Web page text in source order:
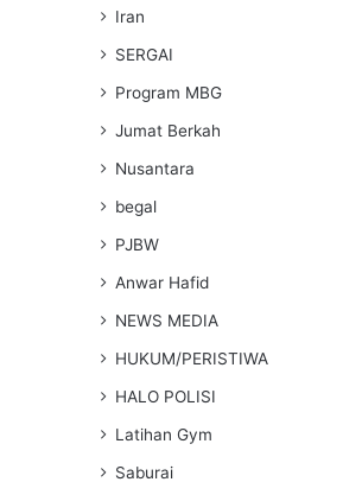
Iran
SERGAI
Program MBG
Jumat Berkah
Nusantara
begal
PJBW
Anwar Hafid
NEWS MEDIA
HUKUM/PERISTIWA
HALO POLISI
Latihan Gym
Saburai